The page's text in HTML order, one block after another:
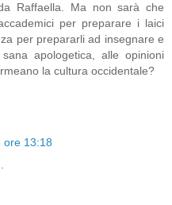
Raffaella. Ma non sarà che
per preparare i laici
per prepararli ad insegnare e
apologetica, alle opinioni
la cultura occidentale?
ore 13:18